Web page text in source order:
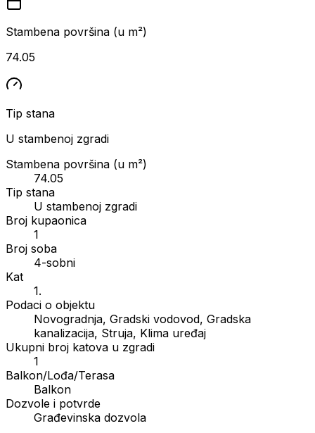
Stambena površina (u m²)
74.05
Tip stana
U stambenoj zgradi
Stambena površina (u m²)
74.05
Tip stana
U stambenoj zgradi
Broj kupaonica
1
Broj soba
4-sobni
Kat
1.
Podaci o objektu
Novogradnja, Gradski vodovod, Gradska
kanalizacija, Struja, Klima uređaj
Ukupni broj katova u zgradi
1
Balkon/Lođa/Terasa
Balkon
Dozvole i potvrde
Građevinska dozvola